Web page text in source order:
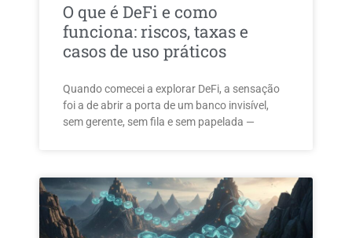
O que é DeFi e como
funciona: riscos, taxas e
casos de uso práticos
Quando comecei a explorar DeFi, a sensação
foi a de abrir a porta de um banco invisível,
sem gerente, sem fila e sem papelada —